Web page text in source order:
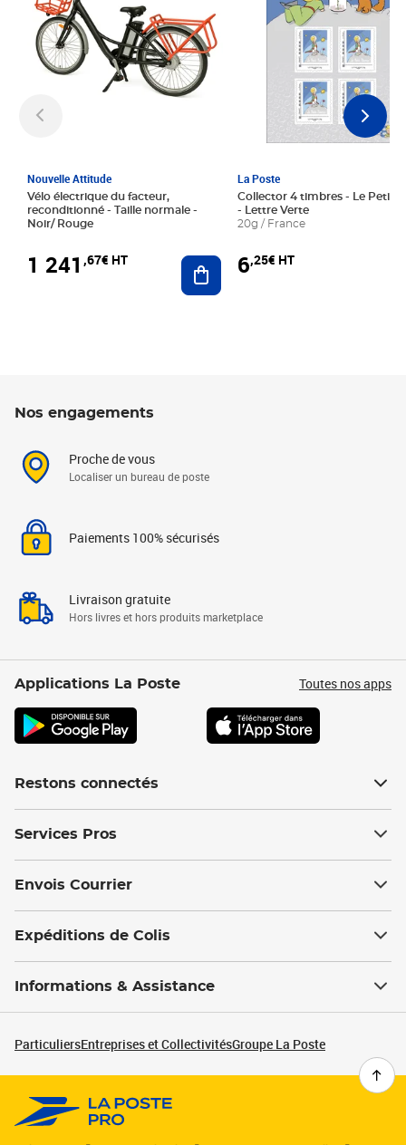
Nouvelle Attitude
Vélo électrique du facteur,
reconditionné - Taille normale -
Noir/ Rouge
1 241 ,67€ HT Ajouter au panier
La Poste
Collector 4 timbres - Le Petit
- Lettre Verte
20g / France
6,25€ HT
Nos engagements
Proche de vous
Localiser un bureau de poste
Paiements 100% sécurisés
Livraison gratuite
Hors livres et hors produits marketplace
Applications La Poste Toutes nos apps
Restons connectés
Services Pros
Envois Courrier
Expéditions de Colis
Informations & Assistance
ParticuliersEntreprises et CollectivitésGroupe La Poste